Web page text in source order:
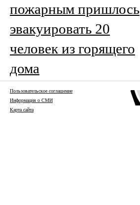
пожарным пришлось
эвакуировать 20
человек из горящего
дома
Пользовательское соглашение
Информация о СМИ
Карта сайта